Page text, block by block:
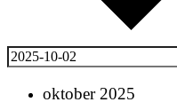
oktober 2025